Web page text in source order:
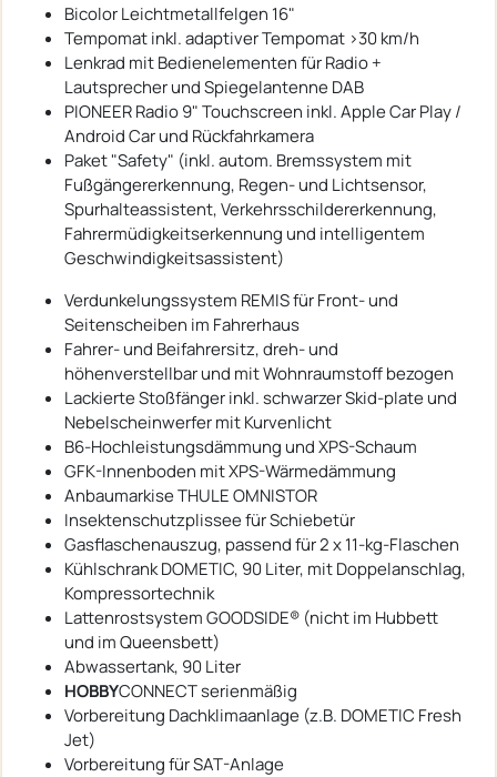
Bicolor Leichtmetallfelgen 16"
Tempomat inkl. adaptiver Tempomat >30 km/h
Lenkrad mit Bedienelementen für Radio +
Lautsprecher und Spiegelantenne DAB
PIONEER Radio 9" Touchscreen inkl. Apple Car Play /
Android Car und Rückfahrkamera
Paket "Safety" (inkl. autom. Bremssystem mit
Fußgängererkennung, Regen- und Lichtsensor,
Spurhalteassistent, Verkehrsschildererkennung,
Fahrermüdigkeitserkennung und intelligentem
Geschwindigkeitsassistent)
Verdunkelungssystem REMIS für Front- und
Seitenscheiben im Fahrerhaus
Fahrer- und Beifahrersitz, dreh- und
höhenverstellbar und mit Wohnraumstoff bezogen
Lackierte Stoßfänger inkl. schwarzer Skid-plate und
Nebelscheinwerfer mit Kurvenlicht
B6-Hochleistungsdämmung und XPS-Schaum
GFK-Innenboden mit XPS-Wärmedämmung
Anbaumarkise THULE OMNISTOR
Insektenschutzplissee für Schiebetür
Gasflaschenauszug, passend für 2 x 11-kg-Flaschen
Kühlschrank DOMETIC, 90 Liter, mit Doppelanschlag,
Kompressortechnik
Lattenrostsystem GOODSIDE® (nicht im Hubbett
und im Queensbett)
Abwassertank, 90 Liter
HOBBYCONNECT serienmäßig
Vorbereitung Dachklimaanlage (z.B. DOMETIC Fresh
Jet)
Vorbereitung für SAT-Anlage